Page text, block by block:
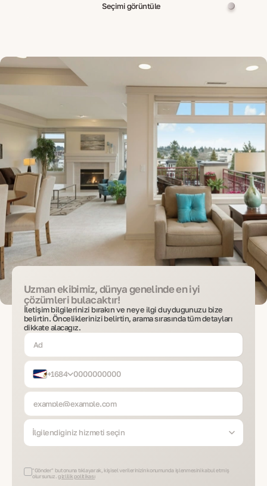
Seçimi görüntüle
Uzman ekibimiz, dünya genelinde en iyi
çözümleri bulacaktır!
İletişim bilgilerinizi bırakın ve neye ilgi duyduğunuzu bize
belirtin. Önceliklerinizi belirtin, arama sırasında tüm detayları
dikkate alacağız.
+1684
İlgilendiğiniz hizmeti seçin
"Gönder" butonuna tıklayarak, kişisel verilerinizin konumunda işlenmesini kabul etmiş
olursunuz.gizlilik politikası